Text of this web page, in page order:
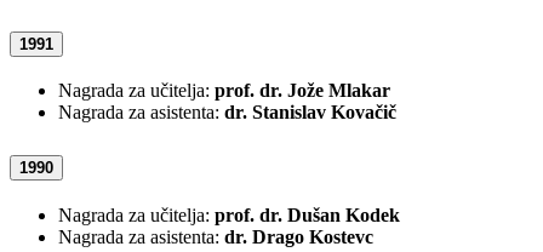
1991
Nagrada za učitelja: prof. dr. Jože Mlakar
Nagrada za asistenta: dr. Stanislav Kovačič
1990
Nagrada za učitelja: prof. dr. Dušan Kodek
Nagrada za asistenta: dr. Drago Kostevc